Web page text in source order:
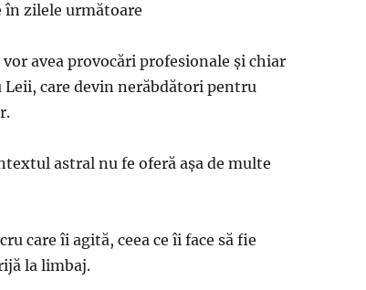
în zilele următoare
avea provocări profesionale și chiar
care devin nerăbdători pentru
astral nu fe oferă așa de multe
care îi agită, ceea ce îi face să fie
la limbaj.